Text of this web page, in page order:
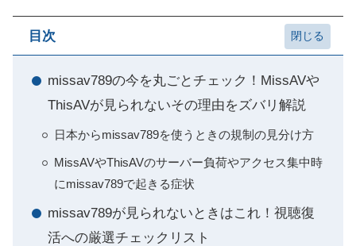
目次
missav789の今を丸ごとチェック！MissAVや
ThisAVが見られないその理由をズバリ解説
日本からmissav789を使うときの規制の見分け方
MissAVやThisAVのサーバー負荷やアクセス集中時
にmissav789で起きる症状
missav789が見られないときはこれ！視聴復
活への厳選チェックリスト